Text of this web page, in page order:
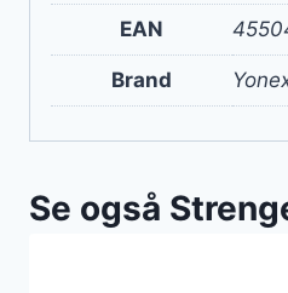
EAN
Brand
Se også